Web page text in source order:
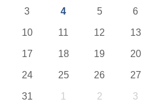
3 4 5 6
10 11 12 13
17 18 19 20
24 25 26 27
31 1 2 3